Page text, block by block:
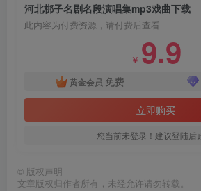
河北梆子名剧名段演唱集mp3戏曲下载
此内容为付费资源，请付费后查看
￥ 9.9
黄金会员 免费
立即购买
您当前未登录！建议登陆后
© 版权声明
文章版权归作者所有，未经允许请勿转载。